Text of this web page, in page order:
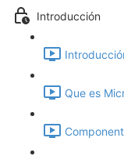
Introducción
Que es